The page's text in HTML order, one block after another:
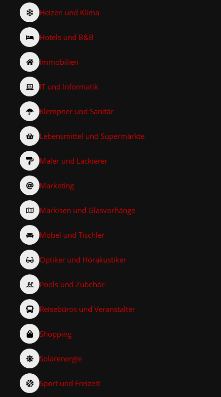
Heizen und Klima
Hotels und B&B
Immobilien
IT und Informatik
Klempner und Sanitär
Lebensmittel und Supermärkte
Maler und Lackierer
Marketing
Markisen und Glasvorhänge
Möbel und Tischler
Optiker und Hörakustiker
Pools und Zubehör
Reisebüros und Veranstalter
Shopping
Solarenergie
Sport und Freizeit